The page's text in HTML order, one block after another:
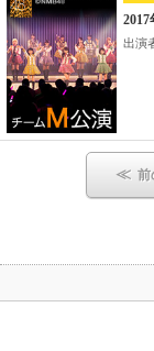
出演
≪ 前